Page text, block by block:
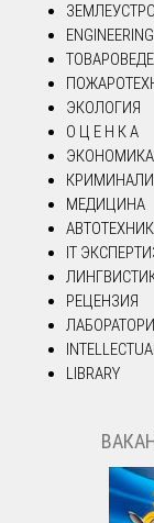
ENGINEERING
ЭКОЛОГИЯ
О Ц Е Н К А
ЭКОНОМИКА
МЕДИЦИНА
IT
РЕЦЕНЗИЯ
LIBRARY